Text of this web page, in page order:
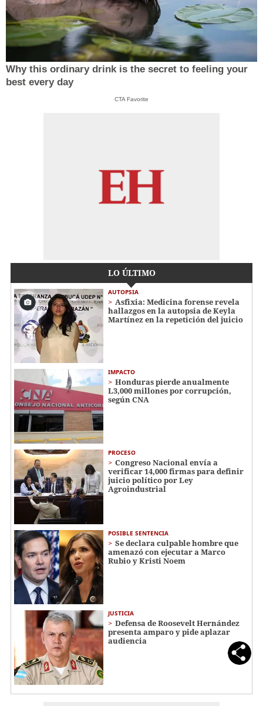
Why this ordinary drink is the secret to feeling your
best every day
CTA Favorite
LO ÚLTIMO
AUTOPSIA
Asfixia: Medicina forense revela
hallazgos en la autopsia de Keyla
Martínez en la repetición del juicio
IMPACTO
Honduras pierde anualmente
L3,000 millones por corrupción,
según CNA
PROCESO
Congreso Nacional envía a
verificar 14,000 firmas para definir
juicio político por Ley
Agroindustrial
POSIBLE SENTENCIA
Se declara culpable hombre que
amenazó con ejecutar a Marco
Rubio y Kristi Noem
JUSTICIA
Defensa de Roosevelt Hernández
presenta amparo y pide aplazar
audiencia